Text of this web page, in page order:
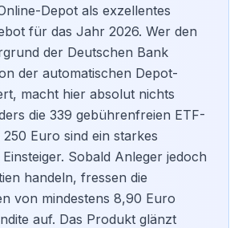
Depot als exzellentes
für das Jahr 2026. Wer den
der Deutschen Bank
der automatischen Depot-
macht hier absolut nichts
die 339 gebührenfreien ETF-
Euro sind ein starkes
Sobald Anleger jedoch
handeln, fressen die
von mindestens 8,90 Euro
auf. Das Produkt glänzt